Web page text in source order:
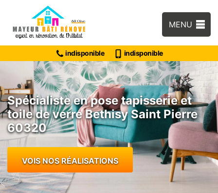
MENU
indisponible indisponible
Spécialiste en pose tapisserie et
toile de verre Bethisy Saint Pierre
60320
VOIS NOS RÉALISATIONS